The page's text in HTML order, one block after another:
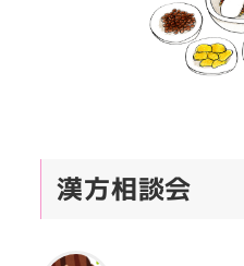
漢方相談会